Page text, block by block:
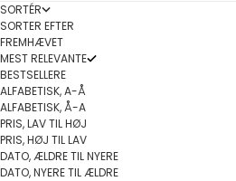
SORTÉR
SORTER EFTER
FREMHÆVET
MEST RELEVANTE
BESTSELLERE
ALFABETISK, A-Å
ALFABETISK, Å-A
PRIS, LAV TIL HØJ
PRIS, HØJ TIL LAV
DATO, ÆLDRE TIL NYERE
DATO, NYERE TIL ÆLDRE